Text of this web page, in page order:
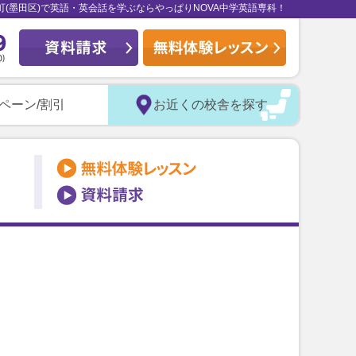
(墨田区)で英語・英会話を学ぶならやっぱりNOVA中学英語専科！
ーン/割引 お近くの校舎を探す